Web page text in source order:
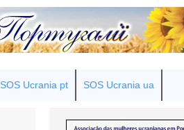
SOS Ucrania pt SOS Ucrania ua